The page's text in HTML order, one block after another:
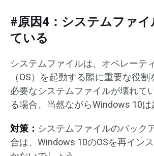
#原因4：システムファイ
ている
システムファイルは、オペレーテ
（OS）を起動する際に重要な役割
必要なシステムファイルが壊れて
る場合、当然ながらWindows 10は
対策： システムファイルのバック
合は、Windows 10のOSを再イン